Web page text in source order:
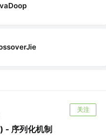
关注
序列化机制